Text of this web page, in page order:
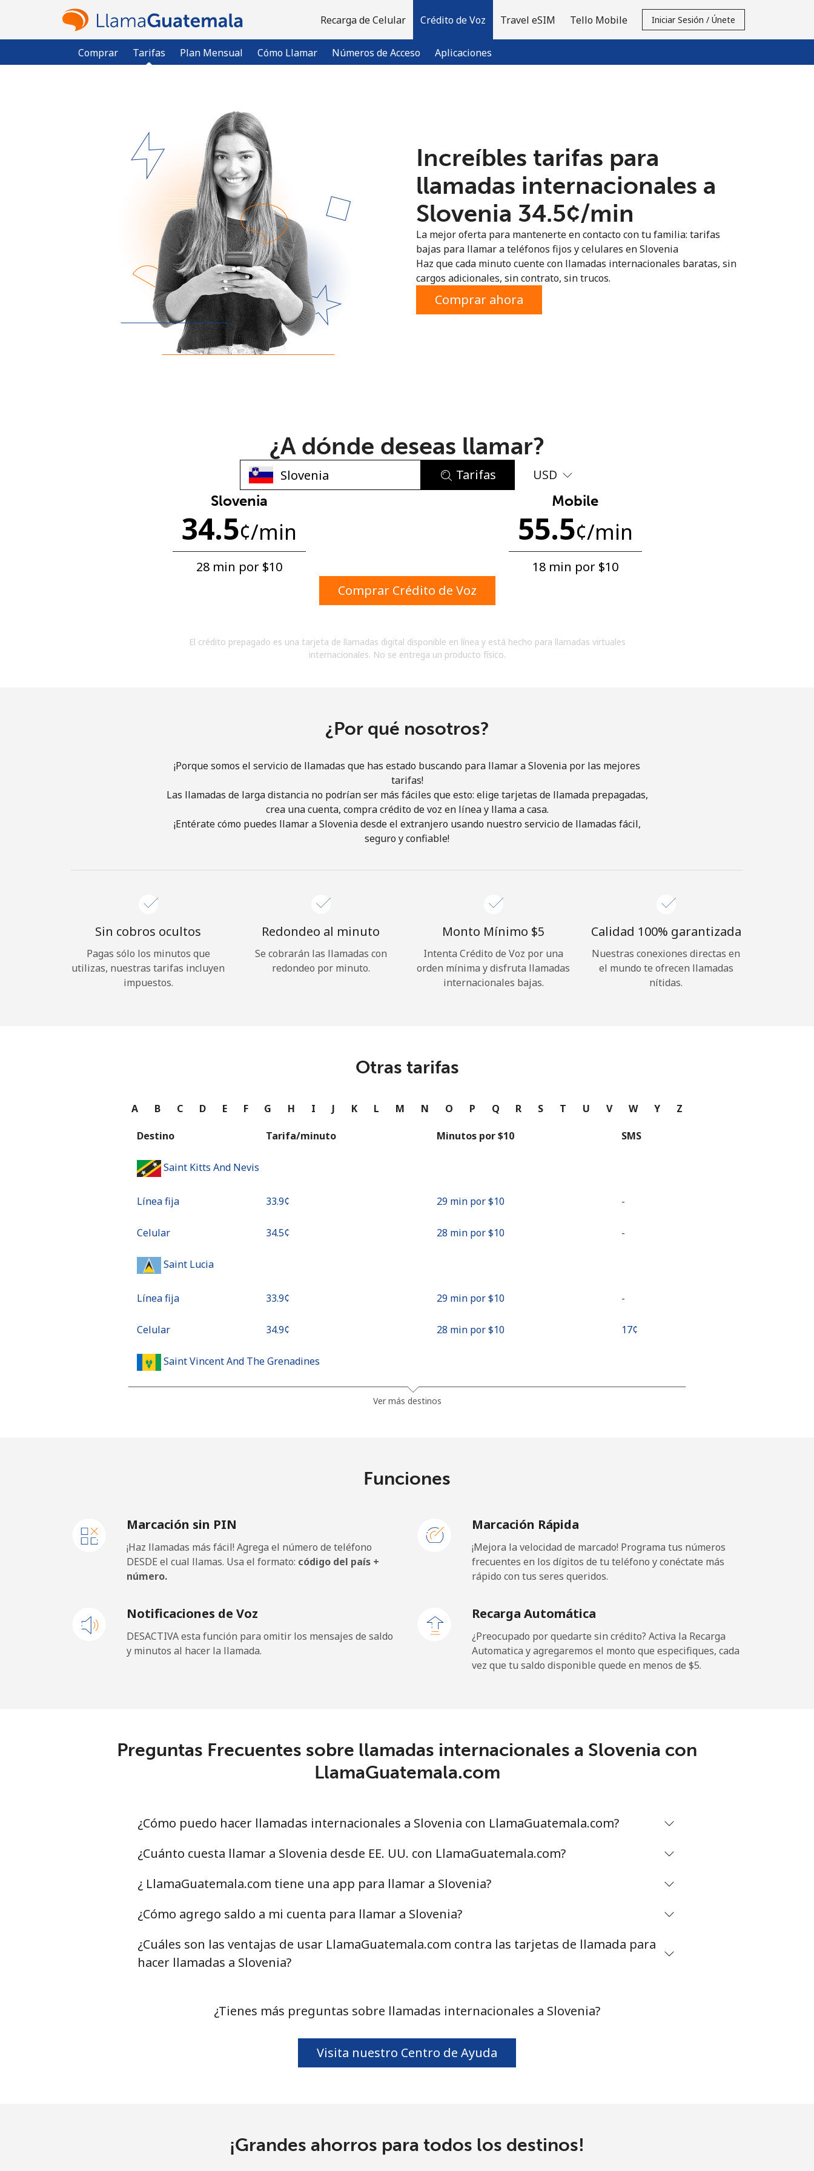
Recarga de Celular Crédito de Voz
Comprar Tarifas Plan Mensual Cómo Llamar Números de Acceso Aplicaciones
Travel eSIM Tello Mobile Iniciar Sesión / Únete
¿Ya tienes una cuenta? Inicia sesión →
Regístrate con
Una letra mayúscula y una minúscula
acuerdo con estos
Términos y condiciones.
Únete
¡Hola!
Continuar con
Increíbles tarifas para
llamadas internacionales a
Slovenia ⁦34.5¢⁩/min
La mejor oferta para mantenerte en contacto con tu familia: tarifas
bajas para llamar a teléfonos fijos y celulares en Slovenia
Haz que cada minuto cuente con llamadas internacionales baratas, sin
cargos adicionales, sin contrato, sin trucos.
Comprar ahora
¿A dónde deseas llamar?
Tarifas USD
Slovenia
34.5¢/min
28 min por ⁦$10⁩
Mobile
55.5¢/min
18 min por ⁦$10⁩
Comprar Crédito de Voz
El crédito prepagado es una tarjeta de llamadas digital disponible en línea y está hecho para llamadas virtuales
internacionales. No se entrega un producto físico.
¿Por qué nosotros?
¡Porque somos el servicio de llamadas que has estado buscando para llamar a Slovenia por las mejores
tarifas!
Las llamadas de larga distancia no podrían ser más fáciles que esto: elige tarjetas de llamada prepagadas,
crea una cuenta, compra crédito de voz en línea y llama a casa.
¡Entérate cómo puedes llamar a Slovenia desde el extranjero usando nuestro servicio de llamadas fácil,
seguro y confiable!
Sin cobros ocultos
Pagas sólo los minutos que
utilizas, nuestras tarifas incluyen
impuestos.
Redondeo al minuto
Se cobrarán las llamadas con
redondeo por minuto.
Monto Mínimo ⁦$5⁩
Intenta Crédito de Voz por una
orden mínima y disfruta llamadas
internacionales bajas.
Calidad 100% garantizada
Nuestras conexiones directas en
el mundo te ofrecen llamadas
nítidas.
Otras tarifas
A B C D E F G H I J K L M N O P Q R S T U V W Y Z
Destino Tarifa/minuto Minutos por ⁦$10⁩ SMS
Saint Kitts And Nevis
Línea fija ⁦33.9¢⁩ 29 min por ⁦$10⁩ -
Celular ⁦34.5¢⁩ 28 min por ⁦$10⁩ -
Saint Lucia
Línea fija ⁦33.9¢⁩ 29 min por ⁦$10⁩ -
Celular ⁦34.9¢⁩ 28 min por ⁦$10⁩ ⁦17¢⁩
Saint Vincent And The Grenadines
Celular 7 min por ⁦$10⁩
San Marino
Celular 42 min por ⁦$10⁩
Sao Tome And Principe
Línea fija ⁦14.9¢⁩ 67 min por ⁦$10⁩ -
43 min por ⁦$10⁩
Línea fija ⁦46.9¢⁩ 21 min por ⁦$10⁩
Celular ⁦40.9¢⁩ 24 min por ⁦$10⁩
Serbia
Línea fija ⁦24.5¢⁩ 40 min por ⁦$10⁩ -
11 min por ⁦$10⁩
⁦61.9¢⁩ 16 min por ⁦$10⁩
Ver más destinos
Funciones
Marcación sin PIN
¡Haz llamadas más fácil! Agrega el número de teléfono
DESDE el cual llamas. Usa el formato: código del país +
número.
Marcación Rápida
¡Mejora la velocidad de marcado! Programa tus números
frecuentes en los dígitos de tu teléfono y conéctate más
rápido con tus seres queridos.
Notificaciones de Voz
DESACTIVA esta función para omitir los mensajes de saldo
y minutos al hacer la llamada.
Recarga Automática
¿Preocupado por quedarte sin crédito? Activa la Recarga
Automatica y agregaremos el monto que especifiques, cada
vez que tu saldo disponible quede en menos de ⁦$5⁩.
Preguntas Frecuentes sobre llamadas internacionales a Slovenia con
LlamaGuatemala.com
¿Cómo puedo hacer llamadas internacionales a Slovenia con LlamaGuatemala.com?
¿Cuánto cuesta llamar a Slovenia desde EE. UU. con LlamaGuatemala.com?
¿ LlamaGuatemala.com tiene una app para llamar a Slovenia?
¿Cómo agrego saldo a mi cuenta para llamar a Slovenia?
¿Cuáles son las ventajas de usar LlamaGuatemala.com contra las tarjetas de llamada para
hacer llamadas a Slovenia?
¿Tienes más preguntas sobre llamadas internacionales a Slovenia?
Visita nuestro Centro de Ayuda
¡Grandes ahorros para todos los destinos!